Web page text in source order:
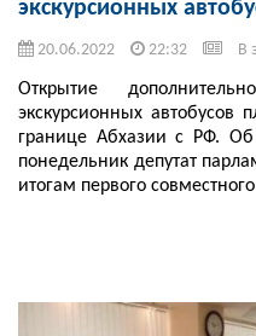
экскурсионных
20.06.2022 22:32 В
Открытие
экскурсионных автобусов
границе Абхазии с РФ.
понедельник депутат
итогам первого